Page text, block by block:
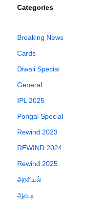
Categories
Breaking News
Cards
Diwali Special
General
IPL 2025
Pongal Special
Rewind 2023
REWIND 2024
Rewind 2025
அரசியல்
ஆவடி